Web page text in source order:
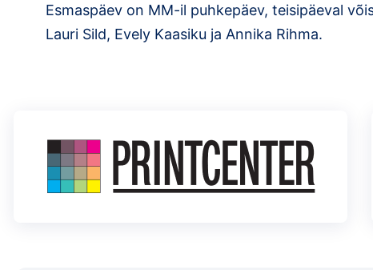
Esmaspäev on MM-il puhkepäev, teisipäeval
Lauri Sild, Evely Kaasiku ja Annika Rihma.